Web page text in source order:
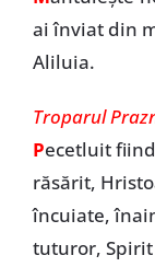
ai înviat din
Aliluia.
Troparul
Pecetluit
răsărit,
încuiate,
tuturor,